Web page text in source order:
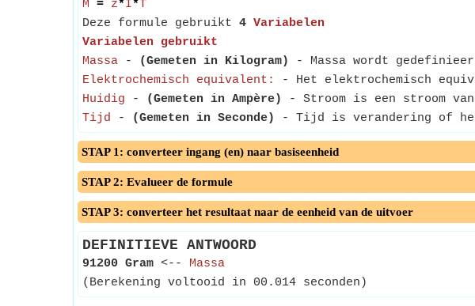
M = z*I*T
Deze formule gebruikt 4 Variabelen
Variabelen gebruikt
Massa - (Gemeten in Kilogram)
- Massa wordt
Elektrochemisch equivalent:
- Het elektrochemisch
Huidig - (Gemeten in Ampère)
- Stroom is een stroom
Tijd - (Gemeten in Seconde) - Tijd is verandering of
STAP 1: converteer ingang (en) naar basiseenheid
STAP 2: Evalueer de formule
STAP 3: converteer het resultaat naar de eenheid van de uitvoer
DEFINITIEVE ANTWOORD
91200 Gram <-- Massa
(Berekening voltooid in 00.014 seconden)